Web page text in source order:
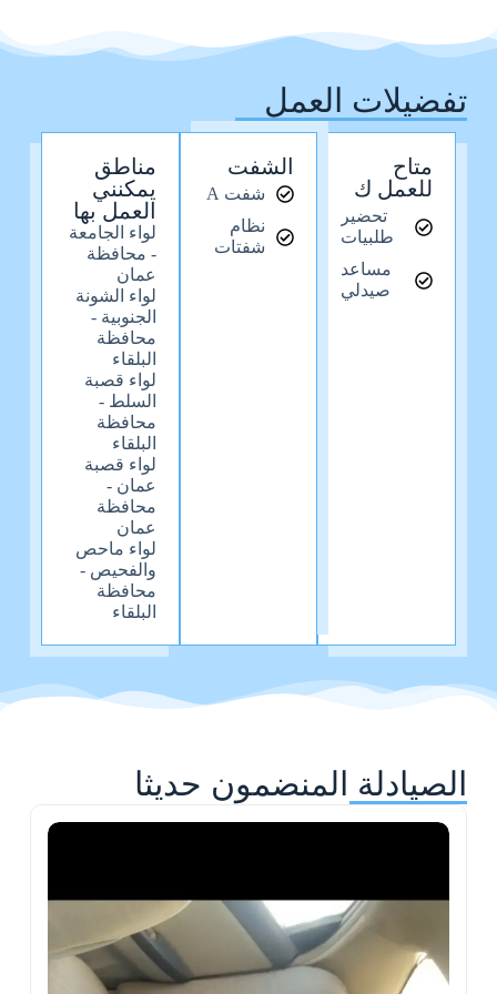
تفضيلات العمل
متاح
للعمل ك
تحضير
طلبيات
مساعد
صيدلي
الشفت
شفت A
نظام
شفتات
مناطق
يمكنني
العمل بها
لواء الجامعة
- محافظة
عمان
لواء الشونة
الجنوبية -
محافظة
البلقاء
لواء قصبة
السلط -
محافظة
البلقاء
لواء قصبة
عمان -
محافظة
عمان
لواء ماحص
والفحيص -
محافظة
البلقاء
الصيادلة المنضمون حديثا